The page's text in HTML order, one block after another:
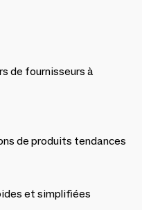
de fournisseurs à
de produits tendances
et simplifiées